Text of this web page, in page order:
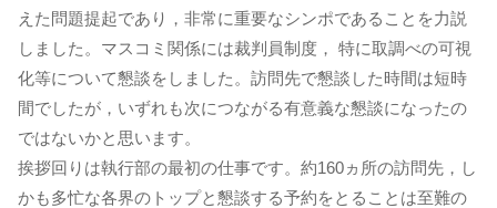
えた問題提起であり，非常に重要なシンポであることを力説
しました。マスコミ関係には裁判員制度， 特に取調べの可視
化等について懇談をしました。訪問先で懇談した時間は短時
間でしたが，いずれも次につながる有意義な懇談になったの
ではないかと思います。
挨拶回りは執行部の最初の仕事です。約160ヵ所の訪問先，し
かも多忙な各界のトップと懇談する予約をとることは至難の